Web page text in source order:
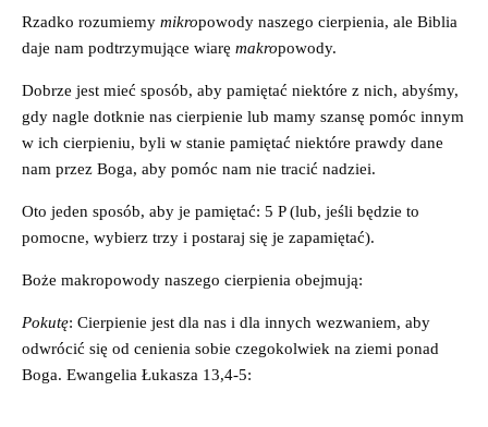
Rzadko rozumiemy mikropowody naszego cierpienia, ale Biblia
daje nam podtrzymujące wiarę makropowody.
Dobrze jest mieć sposób, aby pamiętać niektóre z nich, abyśmy,
gdy nagle dotknie nas cierpienie lub mamy szansę pomóc innym
w ich cierpieniu, byli w stanie pamiętać niektóre prawdy dane
nam przez Boga, aby pomóc nam nie tracić nadziei.
Oto jeden sposób, aby je pamiętać: 5 P (lub, jeśli będzie to
pomocne, wybierz trzy i postaraj się je zapamiętać).
Boże makropowody naszego cierpienia obejmują:
Pokutę: Cierpienie jest dla nas i dla innych wezwaniem, aby
odwrócić się od cenienia sobie czegokolwiek na ziemi ponad
Boga. Ewangelia Łukasza 13,4-5: